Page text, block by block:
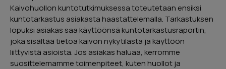
Kaivohuollon kuntotutkimuksessa toteutetaan ensiksi
kuntotarkastus asiakasta haastattelemalla. Tarkastuksen
lopuksi asiakas saa käyttöönsä kuntotarkastusraportin,
joka sisältää tietoa kaivon nykytilasta ja käyttöön
liittyvistä asioista. Jos asiakas haluaa, kerromme
suosittelemamme toimenpiteet, kuten huollot ja